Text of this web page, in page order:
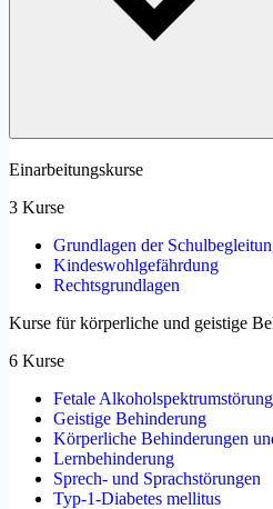
Einarbeitungskurse
3 Kurse
Grundlagen der
Kindeswohlgefährdung
Rechtsgrundlagen
Kurse für körperliche und geistige
6 Kurse
Fetale Alkoholspektrumstörung
Geistige Behinderung
Körperliche Behinderungen
Lernbehinderung
Sprech- und Sprachstörungen
Typ-1-Diabetes mellitus